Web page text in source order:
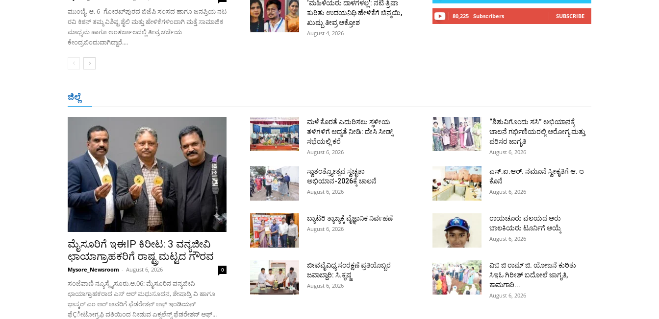
ಮುಂಬೈ, ಆ. 6- ಗೋರಖ್‍ಪುರದ ಬಿಜೆಪಿ ಸಂಸದ ಹಾಗೂ ಜನಪ್ರಿಯ ನಟ
ರವಿ ಕಿಶನ್ ತಮ್ಮ ವಿಶಿಷ್ಟ ಶೈಲಿ ಮತ್ತು ಹೇಳಿಕೆಗಳಿಂದಾಗಿ ಮತ್ತೆ ಸಾಮಾಜಿಕ
ಮಾಧ್ಯಮ ಹಾಗೂ ಅಂತರ್ಜಾಲದಲ್ಲಿ ತೀವ್ರ ಚರ್ಚೆಯ
ಕೇಂದ್ರಬಿಂದುವಾಗಿದ್ದಾರೆ....
‘ಮಹಿಳೆಯರು ದಾಳಗಳಲ್ಲ’: ನಟಿ ತ್ರಿಷಾ
ಕುರಿತು ಉದಯನಿಧಿ ಹೇಳಿಕೆಗೆ ಚಿನ್ಮಯಿ,
ಖುಷ್ಬು ತೀವ್ರ ಆಕ್ರೋಶ
August 4, 2026
80,225 Subscribers SUBSCRIBE
ಜಿಲ್ಲೆ
ಮೈಸೂರಿಗೆ ಇಈIP ಕಿರೀಟ: 3 ವನ್ಯಜೀವಿ
ಛಾಯಾಗ್ರಾಹಕರಿಗೆ ರಾಷ್ಟ್ರಮಟ್ಟದ ಗೌರವ
Mysore_Newsroom - August 6, 2026 0
ಸಂಜೆವಾಣಿ ನ್ಯೂಸ್ಮೈಸೂರು,ಆ.06: ಮೈಸೂರಿನ ವನ್ಯಜೀವಿ
ಛಾಯಾಗ್ರಾಹಕರಾದ ಎಸ್ ಆರ್ ಮಧುಸೂದನ, ಶೇಷಾದ್ರಿ ವಿ ಹಾಗೂ
ಭಾಸ್ಕರ್ ಎಂ ಆರ್ ಅವರಿಗೆ ಫೆಡರೇಶನ್ ಆಫ್ ಇಂಡಿಯನ್
ಫೆÇೀಟೋಗ್ರಫಿ ವತಿಯಿಂದ ನೀಡುವ ಎಕ್ಸಲೆನ್ಸ್ ಫೆಡರೇಶನ್ ಆಫ್...
ಮಳೆ ಕೊರತೆ ಎದುರಿಸಲು ಸ್ಥಳೀಯ
ತಳಿಗಳಿಗೆ ಆದ್ಯತೆ ನೀಡಿ: ದೇಸಿ ಸೀಡ್ಸ್
ಸಭೆಯಲ್ಲಿ ಕರೆ
August 6, 2026
ಸ್ವಾತಂತ್ರ್ಯೋತ್ಸವ ಸ್ವಚ್ಛತಾ
ಅಭಿಯಾನ-2026ಕ್ಕೆ ಚಾಲನೆ
August 6, 2026
ಬ್ಯಾಟರಿ ತ್ಯಾಜ್ಯಕ್ಕೆ ವೈಜ್ಞಾನಿಕ ನಿರ್ವಹಣೆ
August 6, 2026
ಜೀವವೈವಿಧ್ಯ ಸಂರಕ್ಷಣೆ ಪ್ರತಿಯೊಬ್ಬರ
ಜವಾಬ್ದಾರಿ: ಸಿ.ಕೃಷ್ಣ
August 6, 2026
“ಶಿಶುವಿಗೊಂದು ಸಸಿ” ಅಭಿಯಾನಕ್ಕೆ
ಚಾಲನೆ ಗರ್ಭಿಣಿಯರಲ್ಲಿ ಆರೋಗ್ಯ ಮತ್ತು
ಪರಿಸರ ಜಾಗೃತಿ
August 6, 2026
ಎಸ್.ಐ.ಆರ್. ನಮೂನೆ ಸ್ವೀಕೃತಿಗೆ ಆ. ೮
ಕೊನೆ
August 6, 2026
ರಾಯಚೂರು ವಲಯದ ಆರು
ಬಾಲಕಿಯರು ಟೂರ್ನಿಗೆ ಆಯ್ಕೆ
August 6, 2026
ವಿಬಿ ಜಿ ರಾಮ್ ಜಿ. ಯೋಜನೆ ಕುರಿತು
ಸಿಇಓ ಗಿರೀಶ್ ಬದೋಲೆ ಜಾಗೃತಿ,
ಕಾಮಗಾರಿ...
August 6, 2026